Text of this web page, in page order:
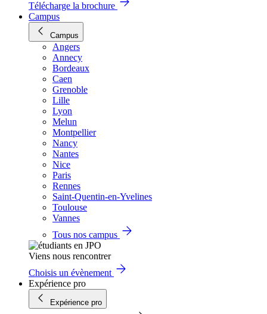
Télécharge la brochure
Campus
Campus
Angers
Annecy
Bordeaux
Caen
Grenoble
Lille
Lyon
Melun
Montpellier
Nancy
Nantes
Nice
Paris
Rennes
Saint-Quentin-en-Yvelines
Toulouse
Vannes
Tous nos campus
Viens nous rencontrer
Choisis un évènement
Expérience pro
Expérience pro